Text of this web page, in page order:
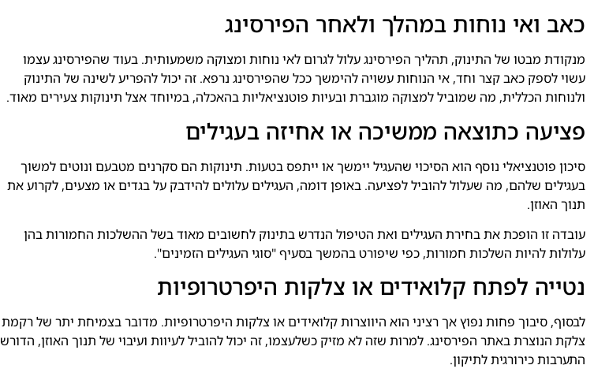
כאב ואי נוחות במהלך ולאחר הפירסינג
מנקודת מבטו של התינוק, תהליך הפירסינג עלול לגרום לאי נוחות ומצוקה משמעותית. בעוד שהפירסינג עצמו
עשוי לספק כאב קצר וחד, אי הנוחות עשויה להימשך ככל שהפירסינג נרפא. זה יכול להפריע לשינה של התינוק
ולנוחות הכללית, מה שמוביל למצוקה מוגברת ובעיות פוטנציאליות בהאכלה, במיוחד אצל תינוקות צעירים מאוד.
פציעה כתוצאה ממשיכה או אחיזה בעגילים
סיכון פוטנציאלי נוסף הוא הסיכוי שהעגיל יימשך או ייתפס בטעות. תינוקות הם סקרנים מטבעם ונוטים למשוך
בעגילים שלהם, מה שעלול להוביל לפציעה. באופן דומה, העגילים עלולים להידבק על בגדים או מצעים, לקרוע את
תנוך האוזן.
עובדה זו הופכת את בחירת העגילים ואת הטיפול הנדרש בתינוק לחשובים מאוד בשל ההשלכות החמורות בהן
עלולות להיות השלכות חמורות, כפי שיפורט בהמשך בסעיף "סוגי העגילים הזמינים".
נטייה לפתח קלואידים או צלקות היפרטרופיות
לבסוף, סיבוך פחות נפוץ אך רציני הוא היווצרות קלואידים או צלקות היפרטרופיות. מדובר בצמיחת יתר של רקמת
צלקת הנוצרת באתר הפירסינג. למרות שזה לא מזיק כשלעצמו, זה יכול להוביל לעיוות ועיבוי של תנוך האוזן, הדורש
התערבות כירורגית לתיקון.